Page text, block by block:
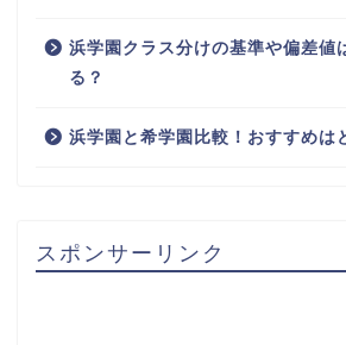
浜学園クラス分けの基準や偏差値
る？
浜学園と希学園比較！おすすめは
スポンサーリンク